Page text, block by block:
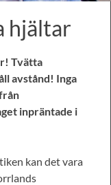
hjältar
Tvätta
avstånd! Inga
inpräntade i
kan det vara